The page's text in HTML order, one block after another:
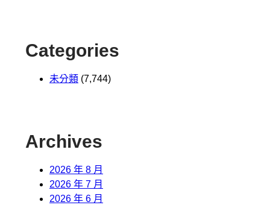
Categories
未分類 (7,744)
Archives
2026 年 8 月
2026 年 7 月
2026 年 6 月